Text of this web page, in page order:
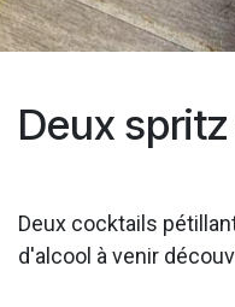
Deux
Deux cocktails
d'alcool à venir